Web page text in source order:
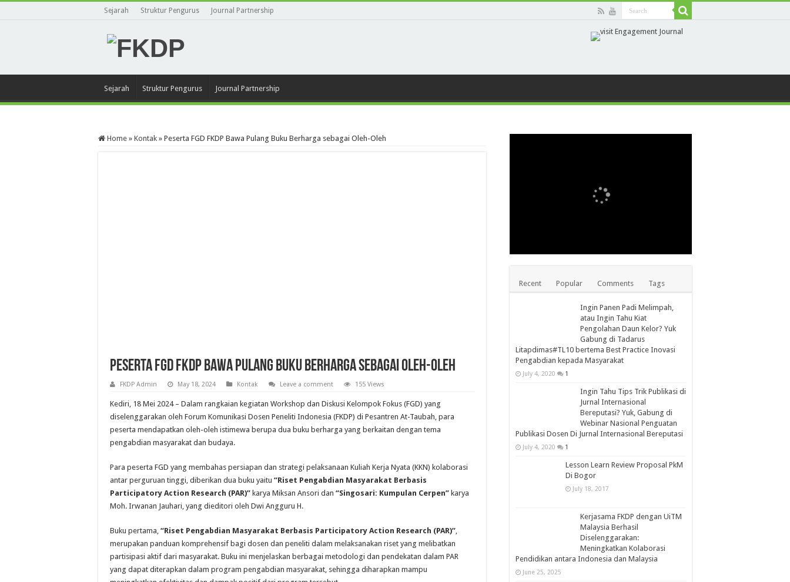
Sejarah Struktur Pengurus Journal Partnership
Sejarah Struktur Pengurus Journal Partnership
Home » Kontak » Peserta FGD FKDP Bawa Pulang Buku Berharga sebagai Oleh-Oleh
Peserta FGD FKDP Bawa Pulang Buku Berharga sebagai Oleh-Oleh
FKDP Admin May 18, 2024 Kontak Leave a comment 155 Views
Kediri, 18 Mei 2024 – Dalam rangkaian kegiatan Workshop dan Diskusi Kelompok Fokus (FGD) yang
diselenggarakan oleh Forum Komunikasi Dosen Peneliti Indonesia (FKDP) di Pesantren At-Taubah, para
peserta mendapatkan oleh-oleh istimewa berupa dua buku berharga yang berkaitan dengan tema
pengabdian masyarakat dan budaya.
Para peserta FGD yang membahas persiapan dan strategi pelaksanaan Kuliah Kerja Nyata (KKN) kolaborasi
antar perguruan tinggi, diberikan dua buku yaitu “Riset Pengabdian Masyarakat Berbasis
Participatory Action Research (PAR)” karya Miksan Ansori dan “Singosari: Kumpulan Cerpen” karya
Moh. Irwanan Jauhari, yang dieditori oleh Dwi Angguru H.
Buku pertama, “Riset Pengabdian Masyarakat Berbasis Participatory Action Research (PAR)”,
merupakan panduan komprehensif bagi dosen dan peneliti dalam melaksanakan riset yang melibatkan
partisipasi aktif dari masyarakat. Buku ini menjelaskan berbagai metodologi dan pendekatan dalam PAR
yang dapat diterapkan dalam program pengabdian masyarakat, sehingga diharapkan mampu
Recent Popular Comments Tags
Ingin Panen Padi Melimpah,
atau Ingin Tahu Kiat
Pengolahan Daun Kelor? Yuk
Gabung di Tadarus
Litapdimas#TL10 bertema Best Practice Inovasi
Pengabdian kepada Masyarakat
July 4, 2020 1
Ingin Tahu Tips Trik Publikasi di
Jurnal Internasional
Bereputasi? Yuk, Gabung di
Webinar Nasional Penguatan
Publikasi Dosen Di Jurnal Internasional Bereputasi
July 4, 2020 1
Lesson Learn Review Proposal PkM
Di Bogor
July 18, 2017
Kerjasama FKDP dengan UiTM
Malaysia Berhasil
Diselenggarakan:
Meningkatkan Kolaborasi
Pendidikan antara Indonesia dan Malaysia
June 25, 2025